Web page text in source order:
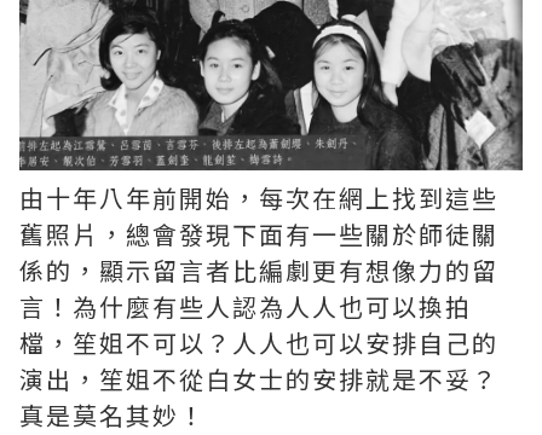
由十年八年前開始，每次在網上找到這些
舊照片，總會發現下面有一些關於師徒關
係的，顯示留言者比編劇更有想像力的留
言！為什麼有些人認為人人也可以換拍
檔，笙姐不可以？人人也可以安排自己的
演出，笙姐不從白女士的安排就是不妥？
真是莫名其妙！ ​​​